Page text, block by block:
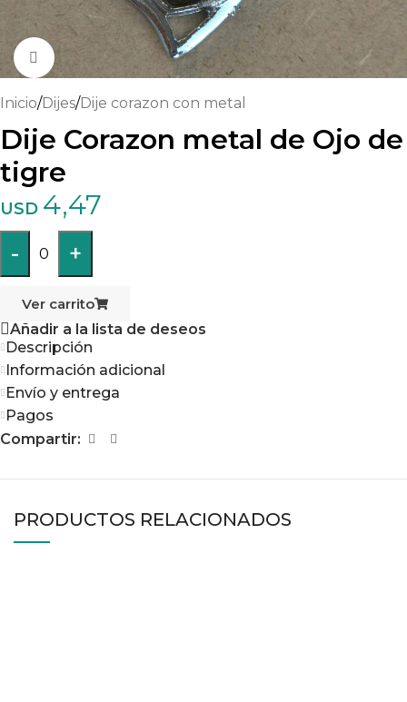
Haga clic para ampliar
Inicio/Dijes/Dije corazon con metal
Dije Corazon metal de Ojo de
tigre
USD 4,47
- 0 +
Ver carrito
Añadir a la lista de deseos
Descripción
Información adicional
Envío y entrega
Pagos
Compartir:
PRODUCTOS RELACIONADOS